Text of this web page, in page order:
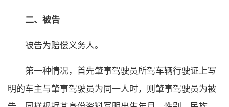
二、被告
被告为赔偿义务人。
第一种情况，首先肇事驾驶员所驾车辆行驶证上写
明的车主与肇事驾驶员为同一人时，则肇事驾驶员为被